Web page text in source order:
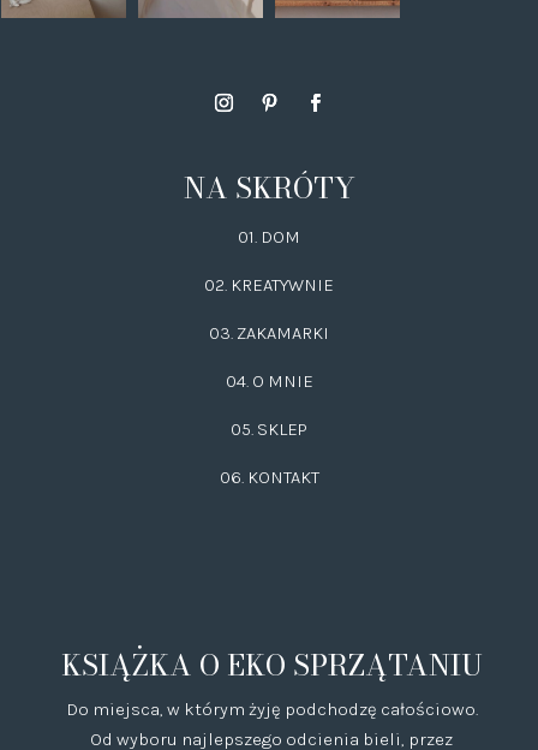
NA SKRÓTY
01. DOM
02. KREATYWNIE
03. ZAKAMARKI
04. O MNIE
05. SKLEP
06. KONTAKT
KSIĄŻKA O EKO SPRZĄTANIU
Do miejsca, w którym żyję podchodzę całościowo.
Od wyboru najlepszego odcienia bieli, przez